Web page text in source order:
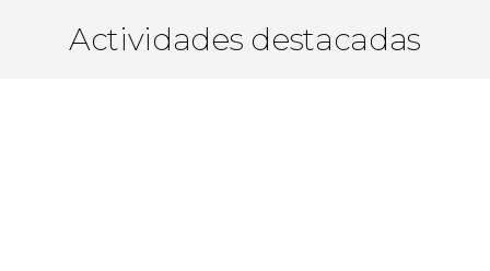
Actividades destacadas